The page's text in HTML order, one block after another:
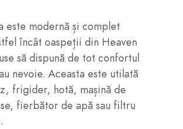
este modernă și complet
încât oaspeții din Heaven
să dispună de tot confortul
nevoie. Aceasta este utilată
frigider, hotă, mașină de
fierbător de apă sau filtru